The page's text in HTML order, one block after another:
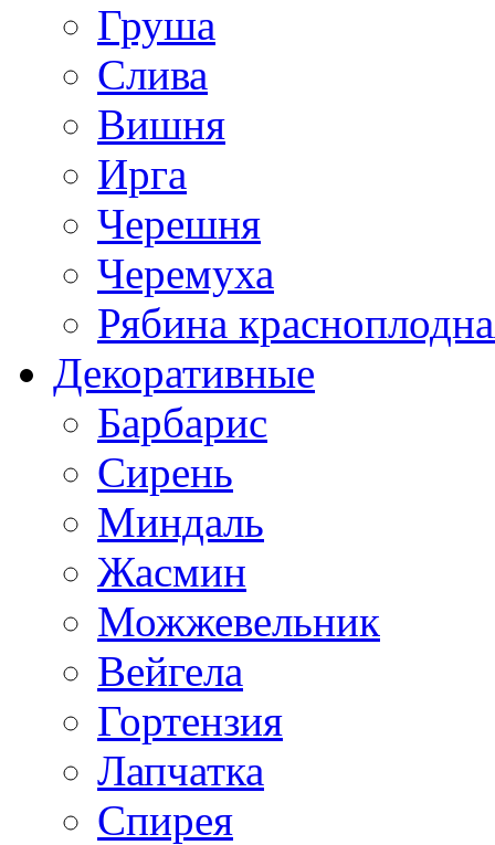
Груша
Слива
Вишня
Ирга
Черешня
Черемуха
Рябина
Декоративные
Барбарис
Сирень
Миндаль
Жасмин
Можжевельник
Вейгела
Гортензия
Лапчатка
Спирея